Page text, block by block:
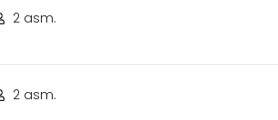
2 asm.
2 asm.